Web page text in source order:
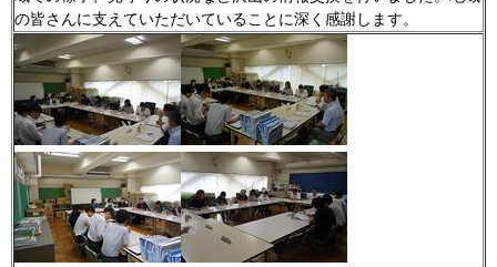
の皆さんに支えていただいていることに深く感謝します。